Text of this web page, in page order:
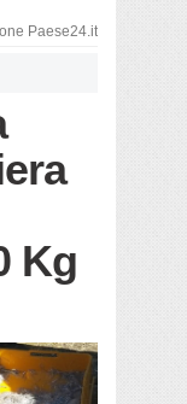
Paese24.it
Kg